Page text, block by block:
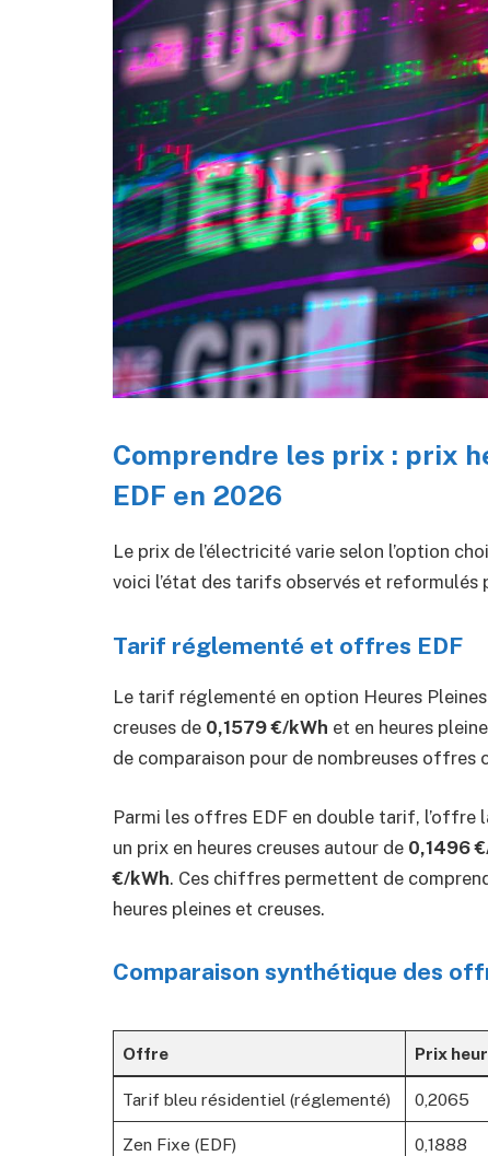
Comprendre les prix : prix
EDF en 2026
Le prix de l’électricité varie selon l’option
voici l’état des tarifs observés et
Tarif réglementé et offres EDF
Le tarif réglementé en option Heures
creuses de 0,1579 €/kWh et en heures
de comparaison pour de nombreuses offres
Parmi les offres EDF en double tarif, l’offre
un prix en heures creuses autour de 0,1496
€/kWh. Ces chiffres permettent de
heures pleines et creuses.
Comparaison synthétique des
Offre Prix
Tarif bleu résidentiel (réglementé) 0,2065
Zen Fixe (EDF) 0,1888